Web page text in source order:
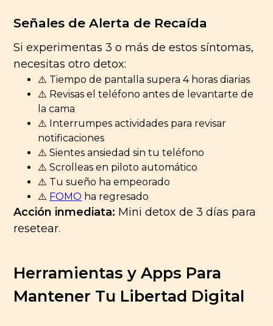
Señales de Alerta de Recaída
Si experimentas 3 o más de estos síntomas,
necesitas otro detox:
⚠️ Tiempo de pantalla supera 4 horas diarias
⚠️ Revisas el teléfono antes de levantarte de
la cama
⚠️ Interrumpes actividades para revisar
notificaciones
⚠️ Sientes ansiedad sin tu teléfono
⚠️ Scrolleas en piloto automático
⚠️ Tu sueño ha empeorado
⚠️ FOMO ha regresado
Acción inmediata: Mini detox de 3 días para
resetear.
Herramientas y Apps Para
Mantener Tu Libertad Digital